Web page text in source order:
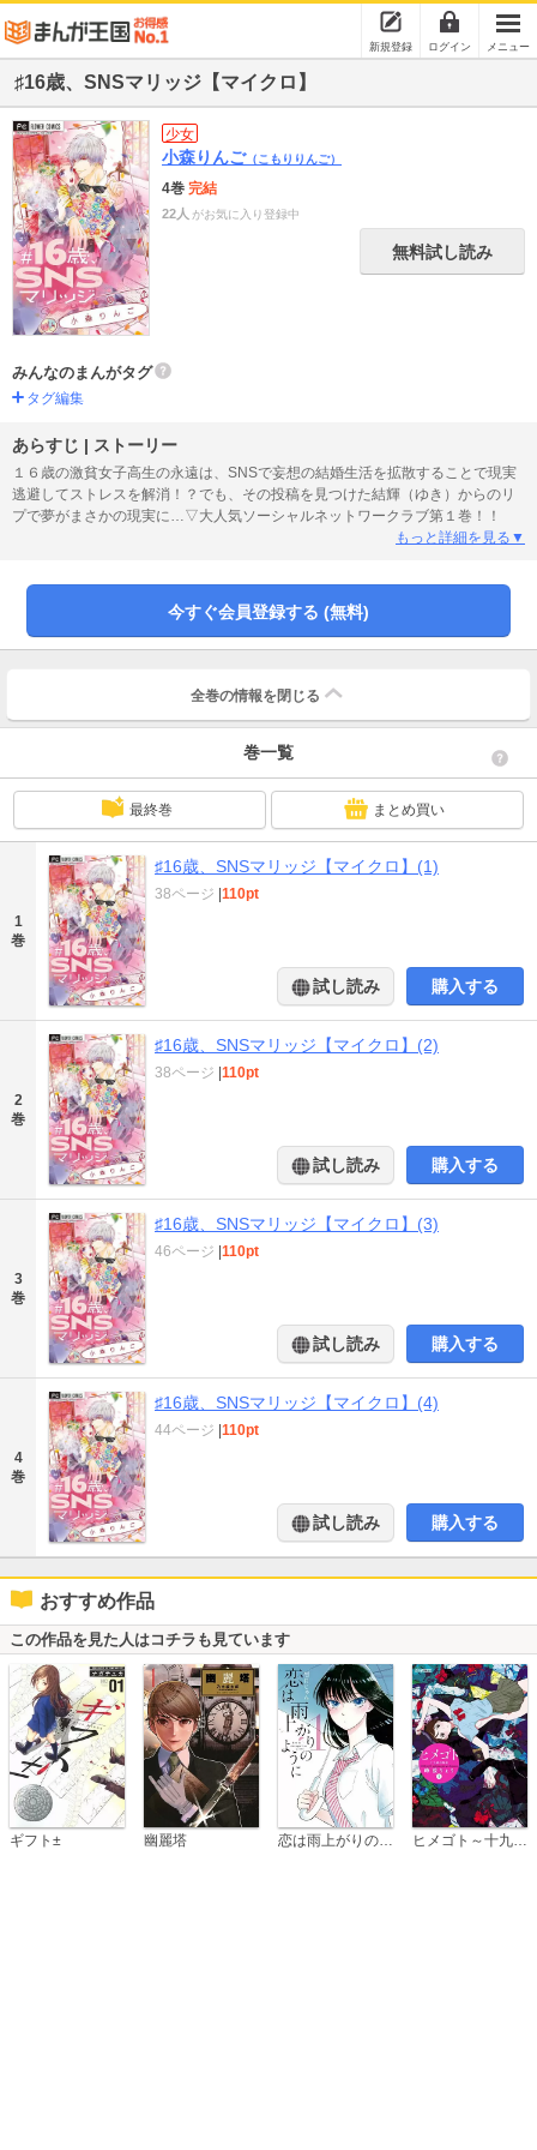
新規登録 ログイン メニュー
♯16歳、SNSマリッジ【マイクロ】
少女
小森りんご（こもりりんご）
4巻 完結
22人 がお気に入り登録中
無料試し読み
みんなのまんがタグ
タグ編集
あらすじ | ストーリー
１６歳の激貧女子高生の永遠は、SNSで妄想の結婚生活を拡散することで現実
逃避してストレスを解消！？でも、その投稿を見つけた結輝（ゆき）からのリ
プで夢がまさかの現実に…▽大人気ソーシャルネットワークラブ第１巻！！
もっと詳細を見る▼
今すぐ会員登録する (無料)
全巻の情報を 閉じる
巻一覧
最終巻 まとめ買い
1
巻
♯16歳、SNSマリッジ【マイクロ】(1)
38ページ |110pt
試し読み 購入する
2
巻
♯16歳、SNSマリッジ【マイクロ】(2)
38ページ |110pt
試し読み 購入する
3
巻
♯16歳、SNSマリッジ【マイクロ】(3)
46ページ |110pt
試し読み 購入する
4
巻
♯16歳、SNSマリッジ【マイクロ】(4)
44ページ |110pt
試し読み 購入する
おすすめ作品
この作品を見た人はコチラも見ています
ギフト± 幽麗塔